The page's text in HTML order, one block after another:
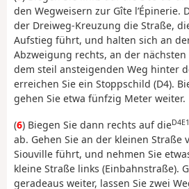
den Wegweisern zur Gîte l’Épinerie.
der Dreiweg-Kreuzung die Straße,
Aufstieg führt, und halten sich an
Abzweigung rechts, an der
dem steil ansteigenden Weg hinter
erreichen Sie ein Stoppschild (D4).
gehen Sie etwa fünfzig Meter weiter.
(6) Biegen Sie dann rechts auf dieD4E1
ab. Gehen Sie an der kleinen Straße
Siouville führt, und nehmen Sie
kleine Straße links (Einbahnstraße).
geradeaus weiter, lassen Sie zwei